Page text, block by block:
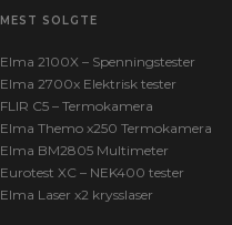
MEST SOLGTE
Elma 2100X – Spenningstester
Elma 2700x Elektrisk tester
FLIR C5 – Termokamera
Elma Themo x250 Termokamera
Elma BM2805 Multimeter
Eurotest XC – NEK400 tester
Elma Laser x2 krysslaser